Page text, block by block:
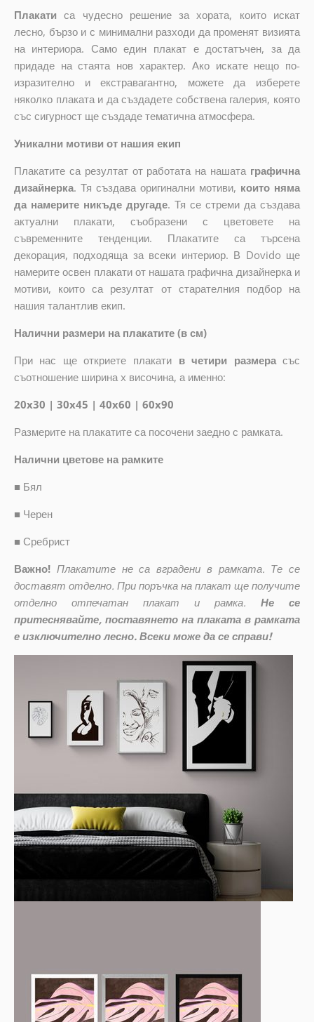
Плакати са чудесно решение за хората, които искат
лесно, бързо и с минимални разходи да променят визията
на интериора. Само един плакат е достатъчен, за да
придаде на стаята нов характер. Ако искате нещо по-
изразително и екстравагантно, можете да изберете
няколко плаката и да създадете собствена галерия, която
със сигурност ще създаде тематична атмосфера.
Уникални мотиви от нашия екип
Плакатите са резултат от работата на нашата графична
дизайнерка. Тя създава оригинални мотиви, които няма
да намерите никъде другаде. Тя се стреми да създава
актуални плакати, съобразени с цветовете на
съвременните тенденции. Плакатите са търсена
декорация, подходяща за всеки интериор. В Dovido ще
намерите освен плакати от нашата графична дизайнерка и
мотиви, които са резултат от старателния подбор на
нашия талантлив екип.
Налични размери на плакатите (в см)
При нас ще откриете плакати в четири размера със
съотношение ширина x височина, а именно:
20x30 | 30x45 | 40x60 | 60x90
Размерите на плакатите са посочени заедно с рамката.
Налични цветове на рамките
■ Бял
■ Черен
■ Сребрист
Важно! Плакатите не са вградени в рамката. Те се
доставят отделно. При поръчка на плакат ще получите
отделно отпечатан плакат и рамка.
Не се
притеснявайте, поставянето на плаката в рамката
е изключително лесно. Всеки може да се справи!